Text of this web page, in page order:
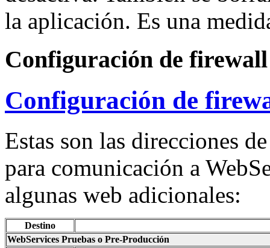
la aplicación. Es una
Configuración de firewall
Configuración de
Estas son las direcciones
para comunicación a
algunas web adicionales:
Destino
WebServices Pruebas o Pre-Producción